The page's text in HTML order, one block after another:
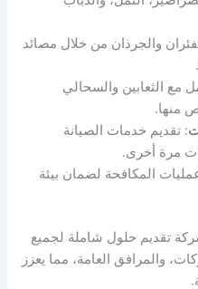
والجرذان من خلال مصائد
مع الثعابين والسحالي
منها.
: تقديم خدمات الصيانة
مرة أخرى.
المكافحة لضمان بيئة
تقديم حلول شاملة لجميع
والمرافق العامة، مما يعزز